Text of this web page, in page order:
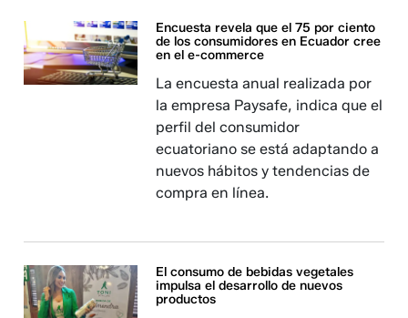
Encuesta revela que el 75 por ciento
de los consumidores en Ecuador cree
en el e-commerce
La encuesta anual realizada por
la empresa Paysafe, indica que el
perfil del consumidor
ecuatoriano se está adaptando a
nuevos hábitos y tendencias de
compra en línea.
El consumo de bebidas vegetales
impulsa el desarrollo de nuevos
productos